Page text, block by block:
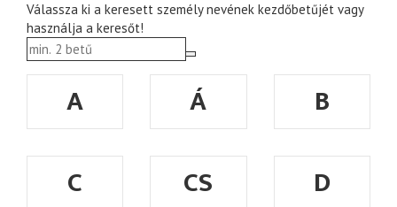
Válassza ki a keresett személy nevének kezdőbetűjét vagy
használja a keresőt!
A Á
B
C
CS
D